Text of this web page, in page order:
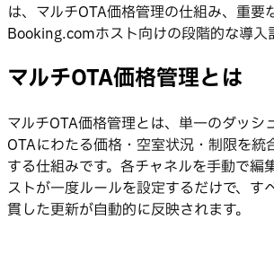
は、マルチOTA価格管理の仕組み、重要
Booking.comホスト向けの段階的な導入
マルチOTA価格管理とは
マルチOTA価格管理とは、単一のダッシ
OTAにわたる価格・空室状況・制限を統
する仕組みです。各チャネルを手動で編
ストが一度ルールを設定するだけで、す
貫した更新が自動的に反映されます。